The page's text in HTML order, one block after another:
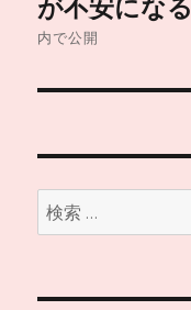
ナ
ビ
シ
が不安になる
内で公開
検
索: